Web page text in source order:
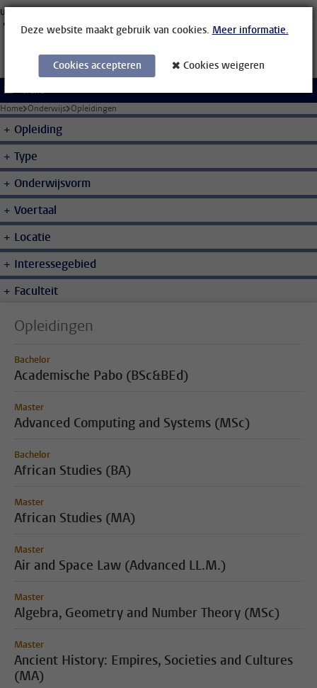
Universiteit Leiden
Menu
Home Onderwijs Opleidingen
Opleiding
Type
Onderwijsvorm
Voertaal
Locatie
Interessegebied
Faculteit
Opleidingen
Bachelor
Academische Pabo (BSc&BEd)
Master
Advanced Computing and Systems (MSc)
Bachelor
African Studies (BA)
Master
African Studies (MA)
Master
Air and Space Law (Advanced LL.M.)
Master
Algebra, Geometry and Number Theory (MSc)
Master
Ancient History: Empires, Societies and Cultures
(MA)
Deze website maakt gebruik van cookies. Meer informatie.
Cookies accepteren Cookies weigeren